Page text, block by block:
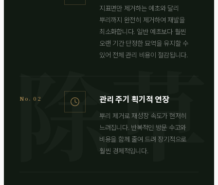
지표면만 제거하는 예초와 달리
뿌리까지 완전히 제거하여 재발을
최소화합니다. 일반 예초보다 훨씬
오랜 기간 단정한 묘역을 유지할 수
있어 전체 관리 비용이 절감됩니다.
No. 02 관리 주기 획기적 연장
뿌리 제거로 재성장 속도가 현저히
느려집니다. 반복적인 방문 수고와
비용을 함께 줄여 드려 장기적으로
훨씬 경제적입니다.